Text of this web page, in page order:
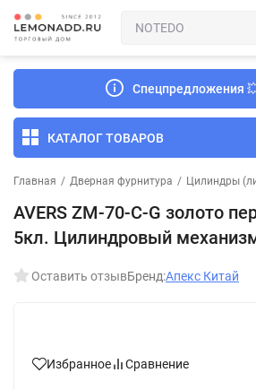
Спецпредложения
КАТАЛОГ ТОВАРОВ
Главная / Дверная фурнитура / Цилиндры
AVERS ZM-70-C-G золото
5кл. Цилиндровый
Оставить отзывБренд:Апекс Китай
Избранное Сравнение